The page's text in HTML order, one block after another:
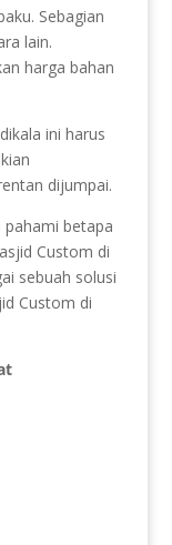
Sebagian
lain.
harga bahan
ini harus
dijumpai.
pahami betapa
Custom di
sebuah solusi
Custom di